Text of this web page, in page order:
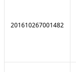
201610267001482